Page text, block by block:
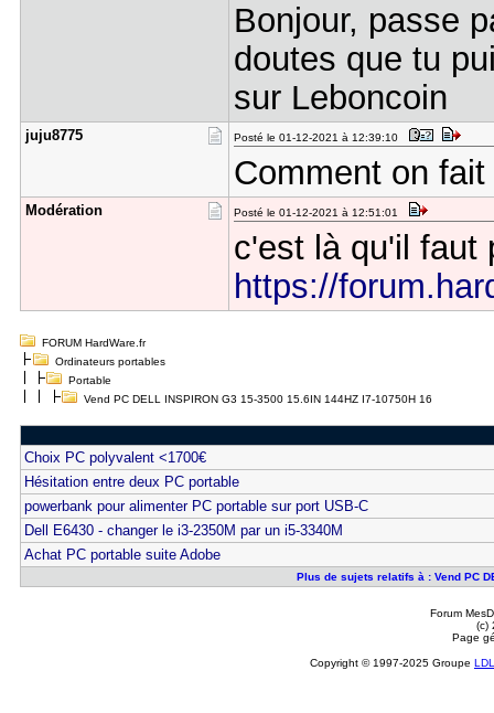
Bonjour, passe
doutes que tu
sur Leboncoin
juju8775 Posté le 01-12-2021 à 12:39:10
Comment on
Modération Posté le 01-12-2021 à 12:51:01
c'est là qu'il faut
https://
FORUM HardWare.fr
Ordinateurs portables
Portable
Vend PC DELL INSPIRON G3 15-3500 15.6IN 144HZ I7-10750H 16
Choix PC polyvalent <1700€
Hésitation entre deux PC portable
powerbank pour alimenter PC portable sur port USB-C
Dell E6430 - changer le i3-2350M par un i5-3340M
Achat PC portable suite Adobe
Plus de sujets relatifs à : Vend PC
Forum
(c)
Page
Copyright © 1997-2025 Groupe